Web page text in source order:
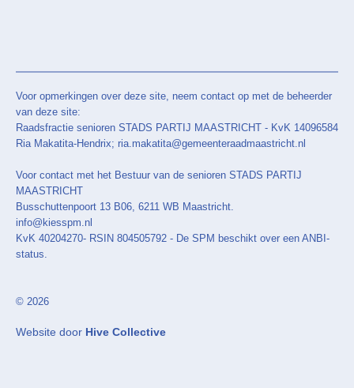
Voor opmerkingen over deze site, neem contact op met de beheerder
van deze site:
Raadsfractie senioren STADS PARTIJ MAASTRICHT - KvK 14096584
Ria Makatita-Hendrix; ria.makatita@gemeenteraadmaastricht.nl
Voor contact met het Bestuur van de senioren STADS PARTIJ
MAASTRICHT
Busschuttenpoort 13 B06, 6211 WB Maastricht.
info@kiesspm.nl
KvK 40204270- RSIN 804505792 - De SPM beschikt over een ANBI-
status.
© 2026
Website door Hive Collective